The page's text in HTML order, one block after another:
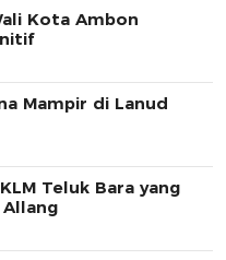
Kota Ambon
Mampir di Lanud
Teluk Bara yang